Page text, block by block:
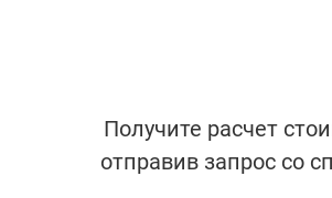
Получите расчет
отправив запрос со